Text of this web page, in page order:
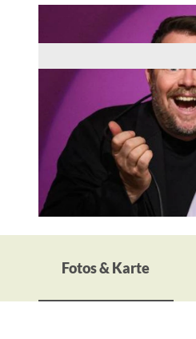
Fotos & Karte